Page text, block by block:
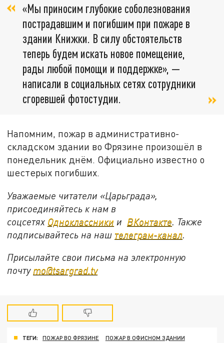
«Мы приносим глубокие соболезнования
пострадавшим и погибшим при пожаре в
здании Книжки. В силу обстоятельств
теперь будем искать новое помещение,
рады любой помощи и поддержке», —
написали в социальных сетях сотрудники
сгоревшей фотостудии.
Напомним, пожар в административно-
складском здании во Фрязине произошёл в
понедельник днём. Официально известно о
шестерых погибших.
Уважаемые читатели «Царьграда»,
присоединяйтесь к нам в
соцсетях Одноклассники и ВКонтакте. Также
подписывайтесь на наш телеграм-канал.
Присылайте свои письма на электронную
почту mo@tsargrad.tv
ТЕГИ: ПОЖАР ВО ФРЯЗИНЕ
ПОЖАР В ОФИСНОМ ЗДАНИИ